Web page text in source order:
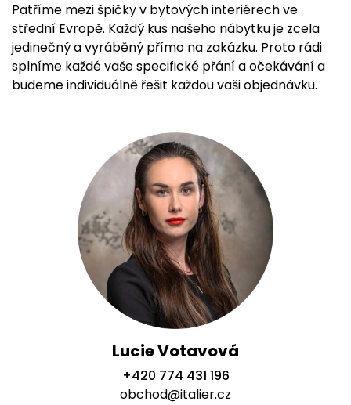
Patříme mezi špičky v bytových interiérech ve
střední Evropě. Každý kus našeho nábytku je zcela
jedinečný a vyráběný přímo na zakázku. Proto rádi
splníme každé vaše specifické přání a očekávání a
budeme individuálně řešit každou vaši objednávku.
Lucie Votavová
+420 774 431 196
obchod@italier.cz